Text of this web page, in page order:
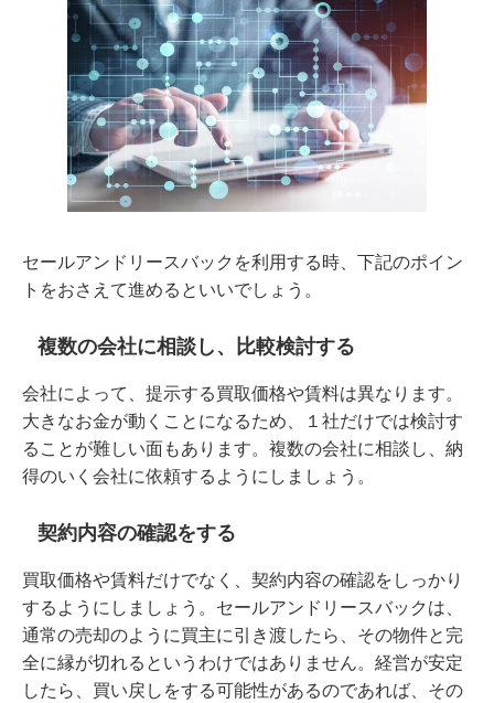
セールアンドリースバックを利用する時、下記のポイン
トをおさえて進めるといいでしょう。
複数の会社に相談し、比較検討する
会社によって、提示する買取価格や賃料は異なります。
大きなお金が動くことになるため、１社だけでは検討す
ることが難しい面もあります。複数の会社に相談し、納
得のいく会社に依頼するようにしましょう。
契約内容の確認をする
買取価格や賃料だけでなく、契約内容の確認をしっかり
するようにしましょう。セールアンドリースバックは、
通常の売却のように買主に引き渡したら、その物件と完
全に縁が切れるというわけではありません。経営が安定
したら、買い戻しをする可能性があるのであれば、その